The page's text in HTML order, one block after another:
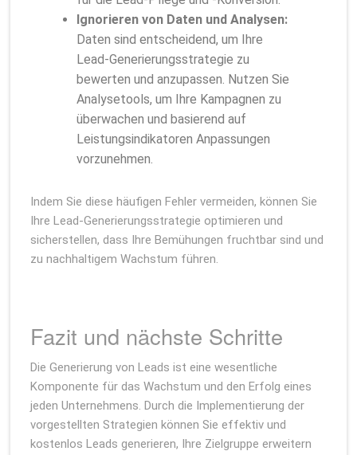
Ignorieren von Daten und Analysen:
Daten sind entscheidend, um Ihre
Lead-Generierungsstrategie zu
bewerten und anzupassen. Nutzen Sie
Analysetools, um Ihre Kampagnen zu
überwachen und basierend auf
Leistungsindikatoren Anpassungen
vorzunehmen.
Indem Sie diese häufigen Fehler vermeiden, können Sie
Ihre Lead-Generierungsstrategie optimieren und
sicherstellen, dass Ihre Bemühungen fruchtbar sind und
zu nachhaltigem Wachstum führen.
Fazit und nächste Schritte
Die Generierung von Leads ist eine wesentliche
Komponente für das Wachstum und den Erfolg eines
jeden Unternehmens. Durch die Implementierung der
vorgestellten Strategien können Sie effektiv und
kostenlos Leads generieren, Ihre Zielgruppe erweitern